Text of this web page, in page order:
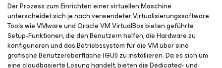
Der Prozess zum Einrichten einer virtuellen Maschine
unterscheidet sich je nach verwendeter Virtualisierungssoftware.
Tools wie VMware und Oracle VM VirtualBox bieten geführte
Setup-Funktionen, die den Benutzern helfen, die Hardware zu
konfigurieren und das Betriebssystem für die VM über eine
grafische Benutzeroberfläche (GUI) zu installieren. Da es sich um
eine cloudbasierte Lösung handelt, bieten die Dedicated- und